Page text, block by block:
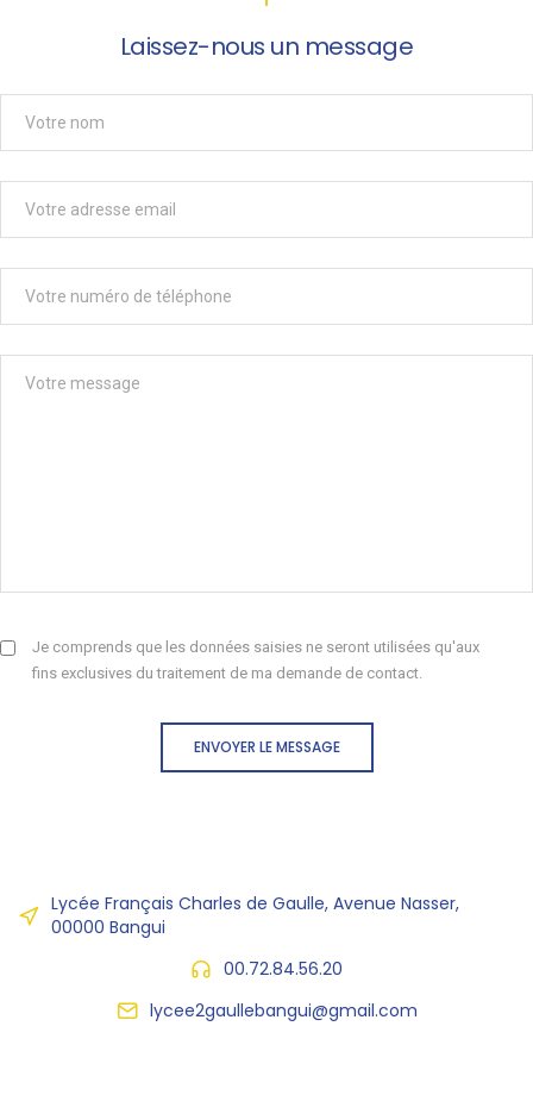
Laissez-nous un message
Je comprends que les données saisies ne seront utilisées qu'aux
fins exclusives du traitement de ma demande de contact.
ENVOYER LE MESSAGE
Lycée Français Charles de Gaulle, Avenue Nasser,
00000 Bangui
00.72.84.56.20
lycee2gaullebangui@gmail.com